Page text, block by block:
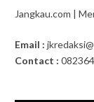
Jangkau.com |
Email :
Contact :